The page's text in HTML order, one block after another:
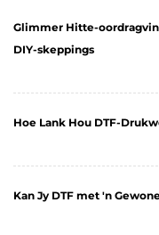
Glimmer Hitte-
DIY-skeppings
Hoe Lank Hou DTF-
Kan Jy DTF met 'n